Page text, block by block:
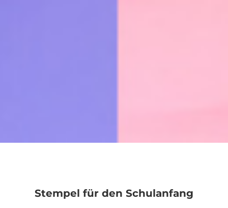
Stempel für den Schulanfang